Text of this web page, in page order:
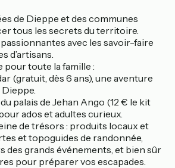
de Dieppe et des communes
tous les secrets du territoire.
avec les savoir-faire
d’artisans.
pour toute la famille :
(gratuit, dès 6 ans), une aventure
Dieppe.
palais de Jehan Ango (12 € le kit
ados et adultes curieux.
de trésors : produits locaux et
et topoguides de randonnée,
des grands événements, et bien sûr
pour préparer vos escapades.